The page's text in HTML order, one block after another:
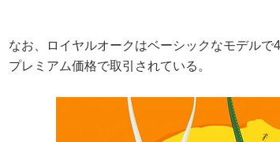
なお、ロイヤルオークはベーシックなモデル
プレミアム価格で取引されている。